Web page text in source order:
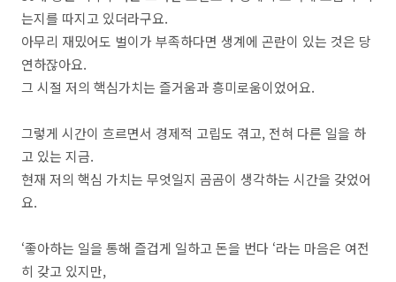
는지를 따지고 있더라구요.
아무리 재밌어도 벌이가 부족하다면 생계에 곤란이 있는 것은 당
연하잖아요.
그 시절 저의 핵심가치는 즐거움과 흥미로움이었어요.
그렇게 시간이 흐르면서 경제적 고립도 겪고, 전혀 다른 일을 하
고 있는 지금.
현재 저의 핵심 가치는 무엇일지 곰곰이 생각하는 시간을 갖었어
요.
‘좋아하는 일을 통해 즐겁게 일하고 돈을 번다 ‘라는 마음은 여전
히 갖고 있지만,